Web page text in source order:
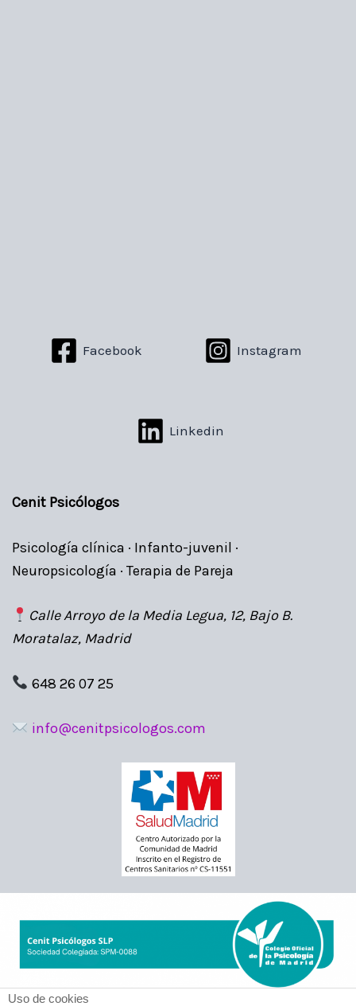
Facebook Instagram
Linkedin
Cenit Psicólogos
Psicología clínica · Infanto-juvenil ·
Neuropsicología · Terapia de Pareja
Calle Arroyo de la Media Legua, 12, Bajo B.
Moratalaz, Madrid
648 26 07 25
info@cenitpsicologos.com
Uso de cookies